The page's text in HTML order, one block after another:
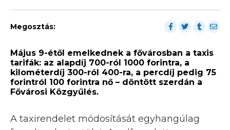
Megosztás:
Május 9-étől emelkednek a fővárosban a taxis
tarifák: az alapdíj 700-ról 1000 forintra, a
kilométerdíj 300-ról 400-ra, a percdíj pedig 75
forintról 100 forintra nő – döntött szerdán a
Fővárosi Közgyűlés.
A taxirendelet módosítását egyhangúlag